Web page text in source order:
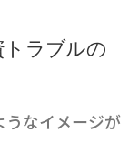
ラブルの
うなイメージが